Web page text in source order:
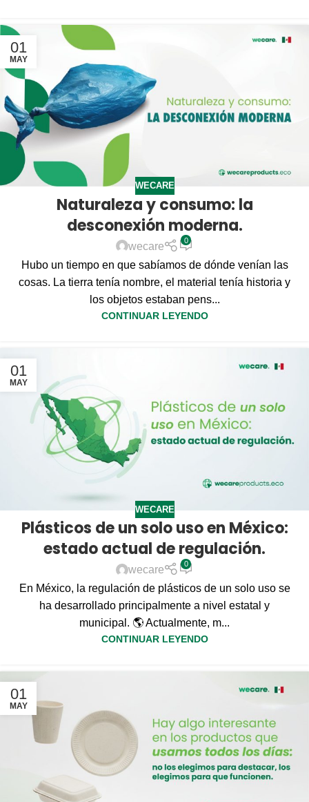
01
MAY
WECARE
Naturaleza y consumo: la
desconexión moderna.
wecare
0
Hubo un tiempo en que sabíamos de dónde venían las
cosas. La tierra tenía nombre, el material tenía historia y
los objetos estaban pens...
CONTINUAR LEYENDO
01
MAY
WECARE
Plásticos de un solo uso en México:
estado actual de regulación.
wecare
0
En México, la regulación de plásticos de un solo uso se
ha desarrollado principalmente a nivel estatal y
municipal. 🌎 Actualmente, m...
CONTINUAR LEYENDO
01
MAY